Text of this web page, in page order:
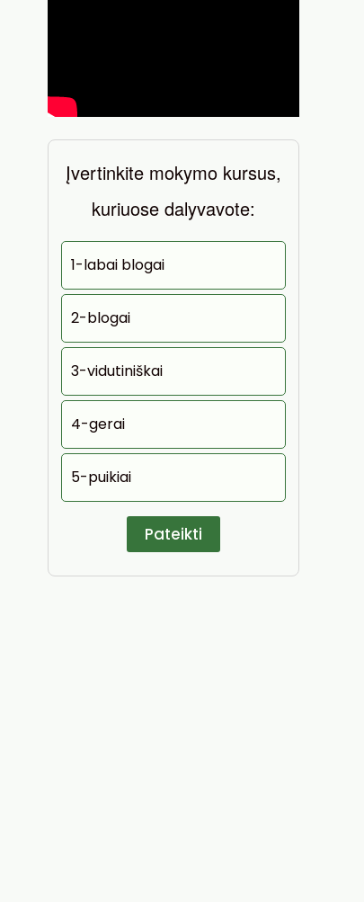
Įvertinkite mokymo kursus,
kuriuose dalyvavote:
1-labai blogai
2-blogai
3-vidutiniškai
4-gerai
5-puikiai